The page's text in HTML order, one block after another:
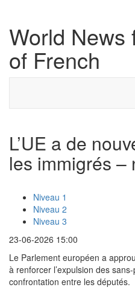
World News
of French
L’UE a de
les immigrés –
Niveau 1
Niveau 2
Niveau 3
23-06-2026 15:00
Le Parlement européen a
à renforcer l’expulsion des
confrontation entre les députés.